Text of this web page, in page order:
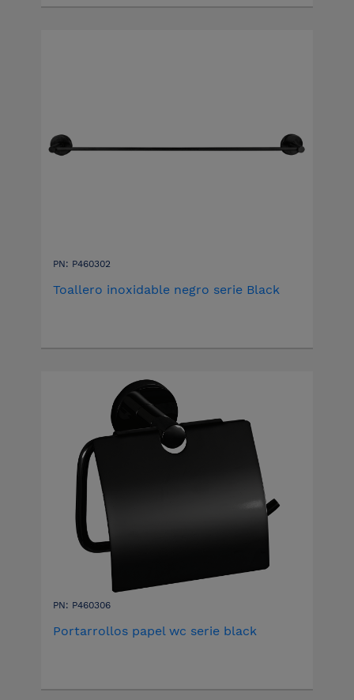
PN: P460302
Toallero inoxidable negro serie Black
PN: P460306
Portarrollos papel wc serie black